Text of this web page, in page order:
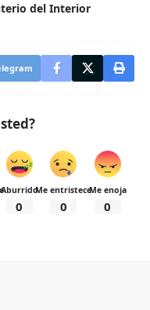
del Interior
Aburrido
0
Me entristece
0
Me enoja
0